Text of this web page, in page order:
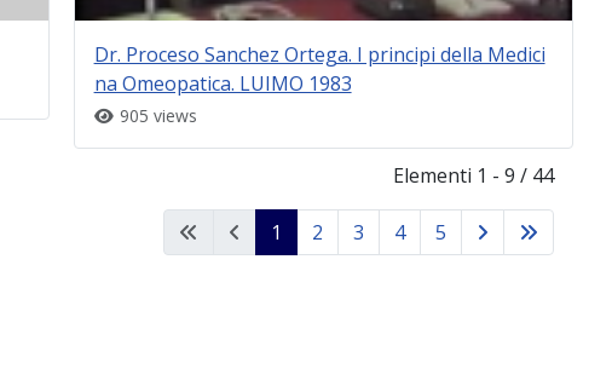
Dr. Proceso Sanchez Ortega. I principi della Medici
na Omeopatica. LUIMO 1983
905 views
Elementi 1 - 9 / 44
1 2 3 4 5